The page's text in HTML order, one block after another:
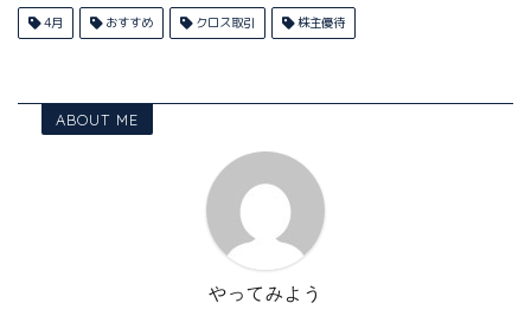
4月 おすすめ クロス取引 株主優待
ABOUT ME
やってみよう